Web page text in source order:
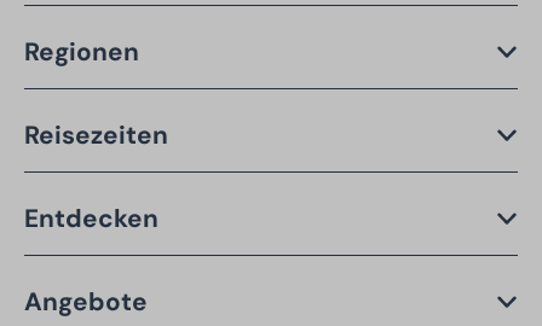
Regionen
Reisezeiten
Entdecken
Angebote